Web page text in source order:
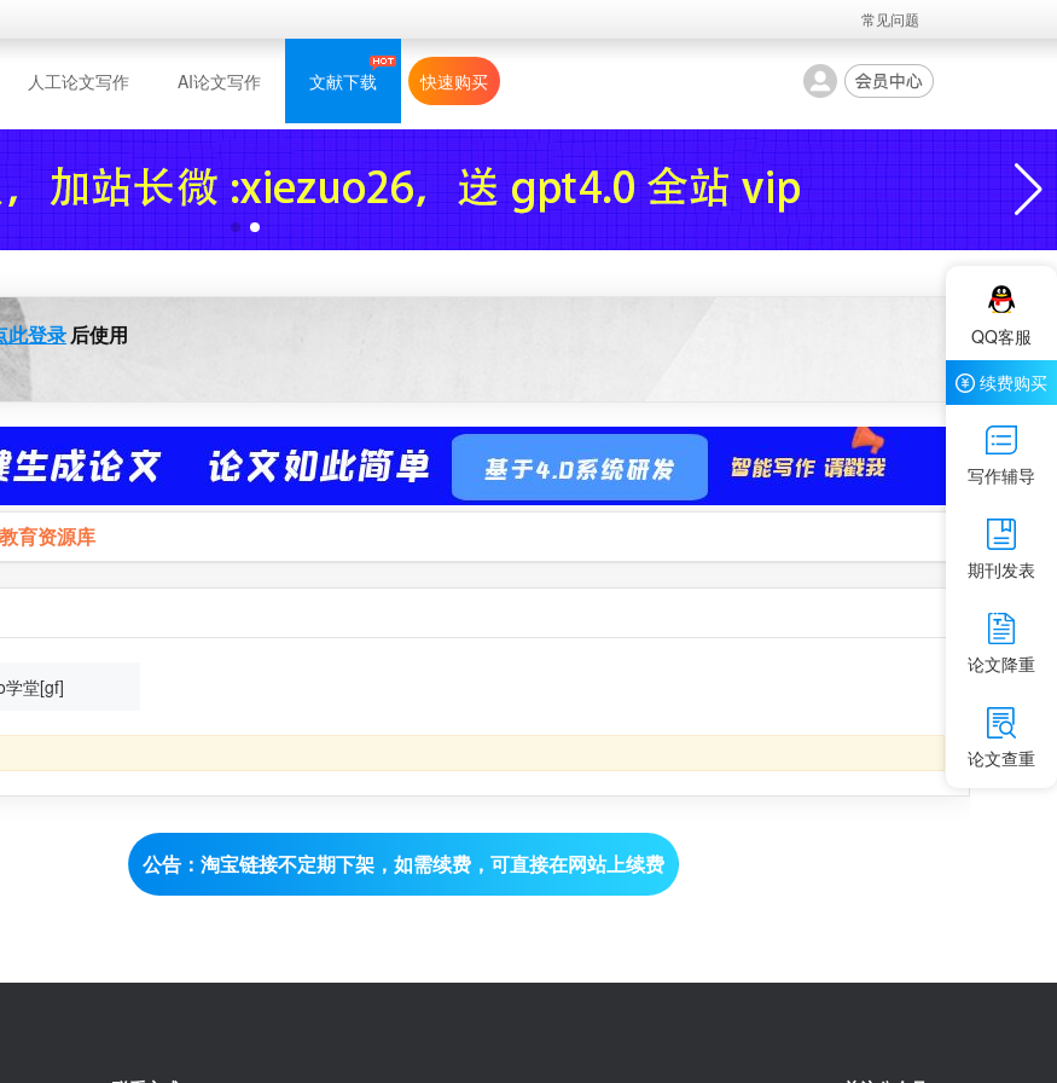
常见问题
人工论文写作 AI论文写作 文献下载 快速购买
此登录后使用
育资源库
学堂[gf]
公告：淘宝链接不定期下架，如需续费，可直接在网站上续费
QQ客服
续费购买
写作辅导
期刊发表
论文降重
论文查重